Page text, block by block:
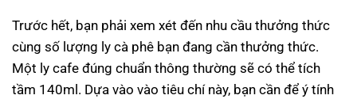
Trước hết, bạn phải xem xét đến nhu cầu thưởng thức
cùng số lượng ly cà phê bạn đang cần thưởng thức.
Một ly cafe đúng chuẩn thông thường sẽ có thể tích
tầm 140ml. Dựa vào vào tiêu chí này, bạn cần để ý tính